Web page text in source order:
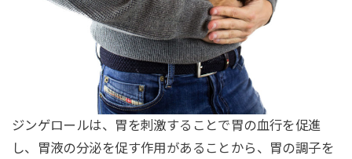
ジンゲロールは、胃を刺激することで胃の血行を促進
し、胃液の分泌を促す作用があることから、胃の調子を